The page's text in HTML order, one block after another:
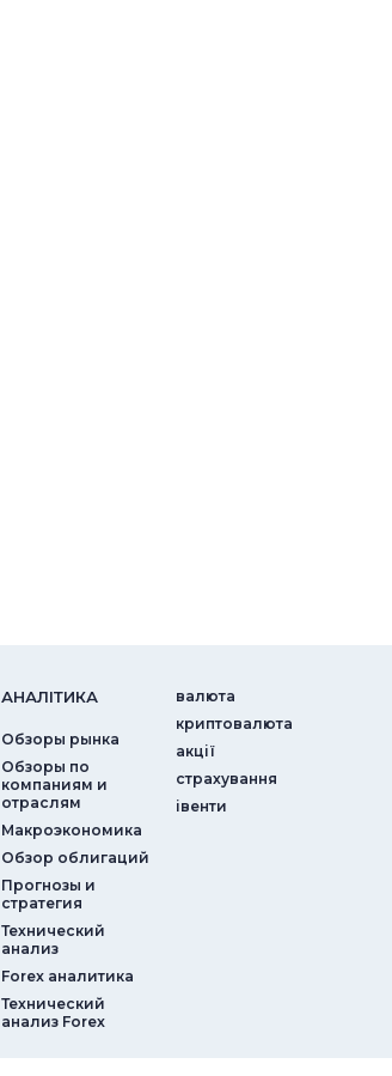
АНАЛIТИКА
Обзоры рынка
Обзоры по
компаниям и
отраслям
Макроэкономика
Обзор облигаций
Прогнозы и
стратегия
Технический
анализ
Forex аналитика
Технический
анализ Forex
валюта
криптовалюта
акції
страхування
iвенти